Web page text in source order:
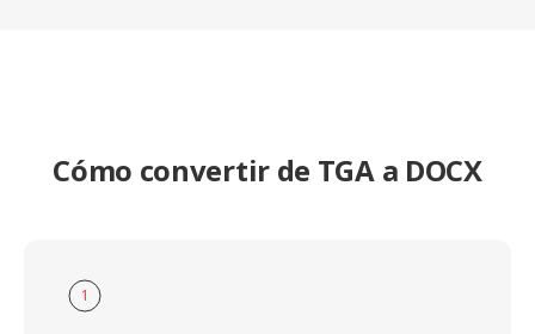
Cómo convertir de TGA a DOCX
1